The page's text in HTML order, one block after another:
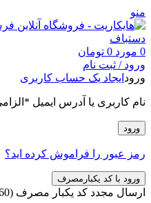
منو
0 مورد 0 تومان
ورود / ثبت نام
ورود ایجاد یک حساب کاربری
نام کاربری یا آدرس ایمیل *
ورود
رمز عبور را فراموش کرده اید؟
ورود با کد یکبارمصرف
ارسال مجدد کد یکبار مصرف (00: